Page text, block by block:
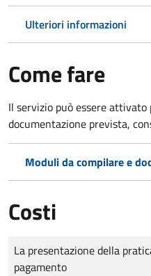
Ulteriori informazioni
Come fare
Il servizio può essere
documentazione prevista,
Moduli da compilare e
Costi
Tipo di pagamento
Importo
La presentazione della
pagamento